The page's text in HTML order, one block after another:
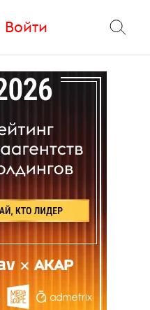
Войти